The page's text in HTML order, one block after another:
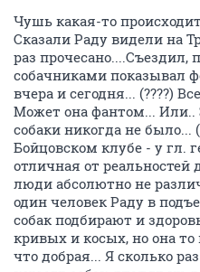
Чушь какая-то
Сказали Раду видели на
раз прочесано....Съездил,
собачниками показывал
вчера и сегодня... (????)
Может она фантом... Или..
собаки никогда не было...
Бойцовском клубе - у гл.
отличная от
люди абсолютно не
один человек Раду в
собак подбирают и
кривых и косых, но она
что добрая... Я сколько